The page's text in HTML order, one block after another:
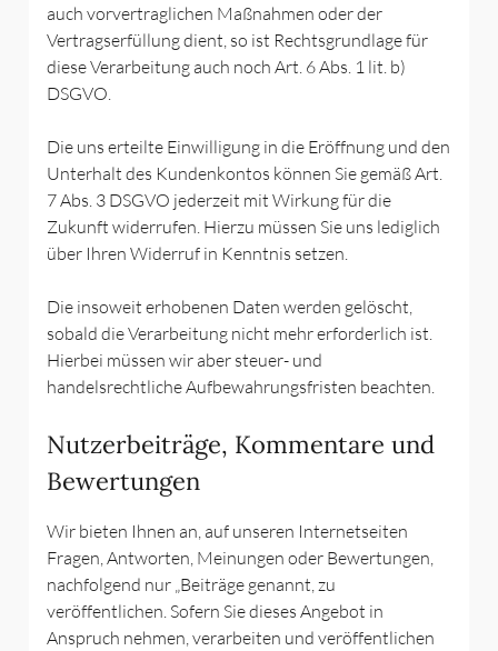
auch vorvertraglichen Maßnahmen oder der
Vertragserfüllung dient, so ist Rechtsgrundlage für
diese Verarbeitung auch noch Art. 6 Abs. 1 lit. b)
DSGVO.
Die uns erteilte Einwilligung in die Eröffnung und den
Unterhalt des Kundenkontos können Sie gemäß Art.
7 Abs. 3 DSGVO jederzeit mit Wirkung für die
Zukunft widerrufen. Hierzu müssen Sie uns lediglich
über Ihren Widerruf in Kenntnis setzen.
Die insoweit erhobenen Daten werden gelöscht,
sobald die Verarbeitung nicht mehr erforderlich ist.
Hierbei müssen wir aber steuer- und
handelsrechtliche Aufbewahrungsfristen beachten.
Nutzerbeiträge, Kommentare und
Bewertungen
Wir bieten Ihnen an, auf unseren Internetseiten
Fragen, Antworten, Meinungen oder Bewertungen,
nachfolgend nur „Beiträge genannt, zu
veröffentlichen. Sofern Sie dieses Angebot in
Anspruch nehmen, verarbeiten und veröffentlichen